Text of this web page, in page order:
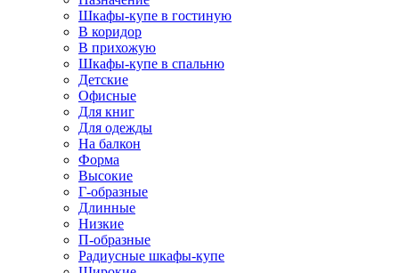
Шкафы-купе в гостиную
В коридор
В прихожую
Шкафы-купе в спальню
Детские
Офисные
Для книг
Для одежды
На балкон
Форма
Высокие
Г-образные
Длинные
Низкие
П-образные
Радиусные шкафы-купе